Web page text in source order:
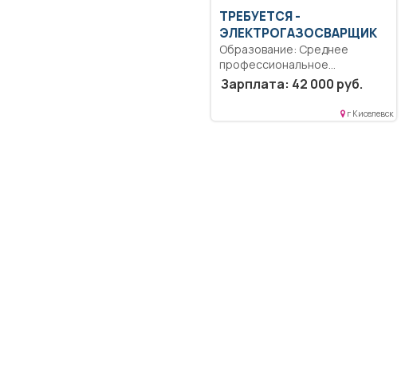
ТРЕБУЕТСЯ -
ЭЛЕКТРОГАЗОСВАРЩИК
Образование: Среднее
профессиональное
образование.. Выполнение
должностных обязанностей
согласно должностной...
Зарплата: 42 000 руб.
г Киселевск